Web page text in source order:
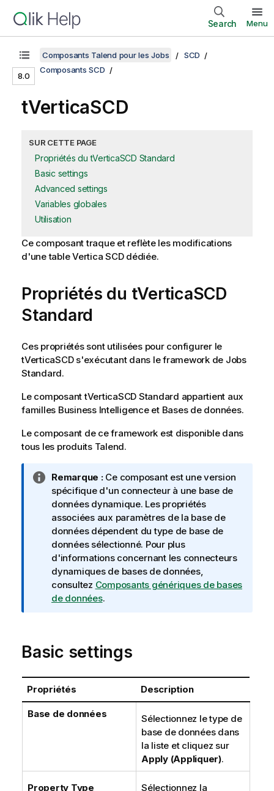
Search Menu
8.0
Composants Talend pour les Jobs
SCD
Composants SCD
tVerticaSCD
SUR CETTE PAGE
Propriétés du tVerticaSCD Standard
Basic settings
Advanced settings
Variables globales
Utilisation
Ce composant traque et reflète les modifications
d'une table Vertica SCD dédiée.
Propriétés du tVerticaSCD
Standard
Ces propriétés sont utilisées pour configurer le
tVerticaSCDs'exécutant dans le framework de Jobs
Standard.
Le composanttVerticaSCD Standard appartient aux
familles Business Intelligenceet Bases de données.
Le composant de ce framework est disponible dans
tous les produits Talend.
N
o
t
e
I
n
f
o
r
m
o
s
Remarque :Ce composant est une version
spécifique d'un connecteur à une base de
données dynamique. Les propriétés
associées aux paramètres de la base de
données dépendent du type de base de
données sélectionné. Pour plus
d'informations concernant les connecteurs
dynamiques de bases de données,
consultez Composants génériques de bases
de données.
Basic settings
Propriétés Description
Base de données
Sélectionnez le type de
base de données dans
la liste et cliquez sur
Apply (Appliquer).
Property Type
Sélectionnez la